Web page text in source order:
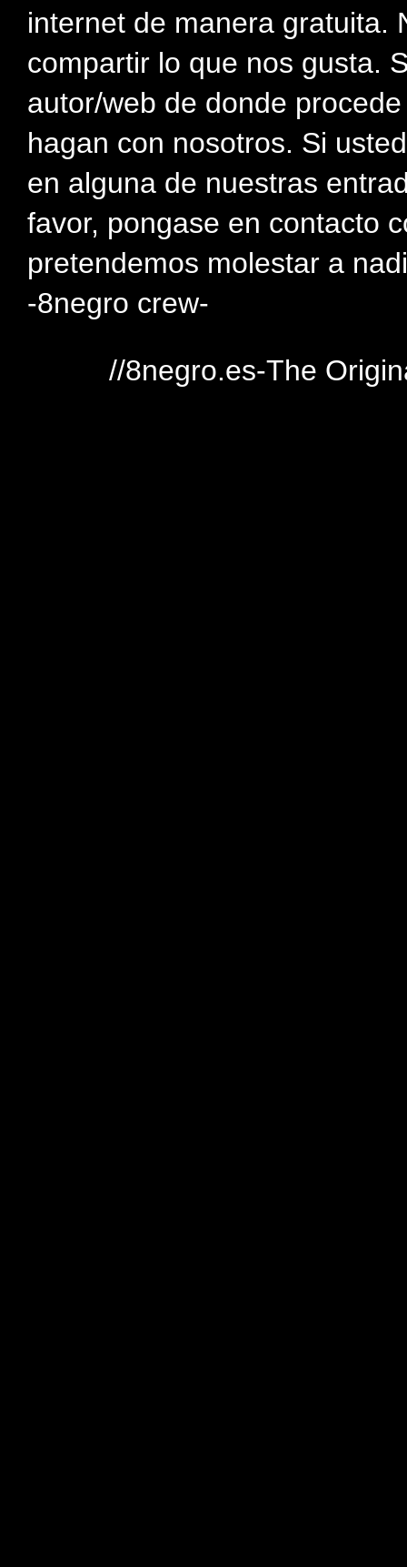
internet de manera gratuita.
compartir lo que nos gusta.
autor/web de donde
hagan con nosotros. Si
en alguna de nuestras
favor, pongase en contacto
pretendemos molestar a
-8negro crew-
//8negro.es-The